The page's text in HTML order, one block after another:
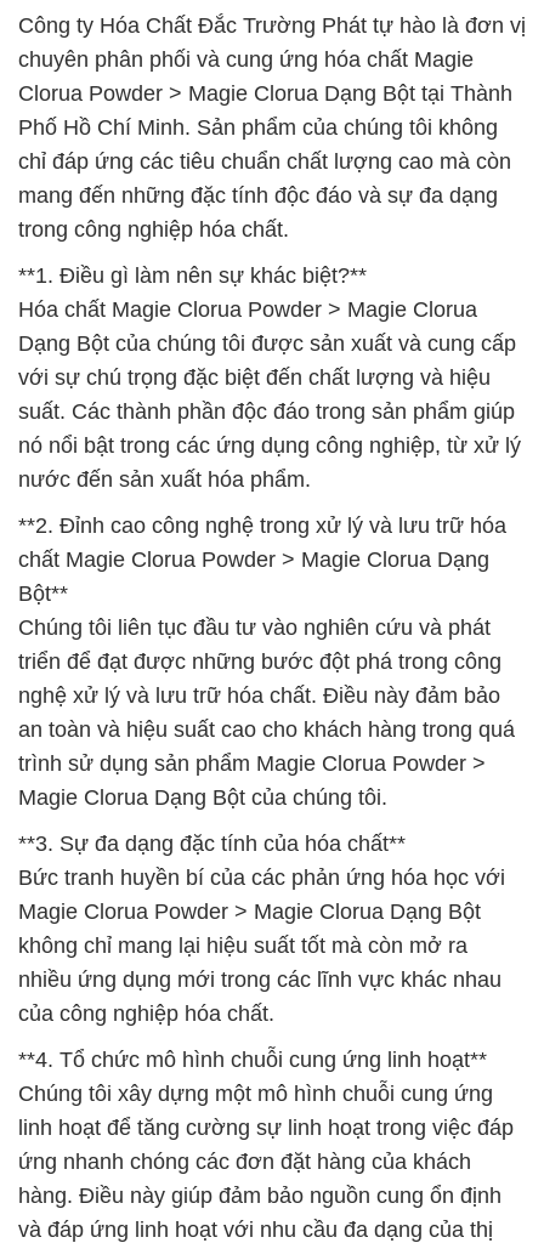
Công ty Hóa Chất Đắc Trường Phát tự hào là đơn vị
chuyên phân phối và cung ứng hóa chất Magie
Clorua Powder > Magie Clorua Dạng Bột tại Thành
Phố Hồ Chí Minh. Sản phẩm của chúng tôi không
chỉ đáp ứng các tiêu chuẩn chất lượng cao mà còn
mang đến những đặc tính độc đáo và sự đa dạng
trong công nghiệp hóa chất.
**1. Điều gì làm nên sự khác biệt?**
Hóa chất Magie Clorua Powder > Magie Clorua
Dạng Bột của chúng tôi được sản xuất và cung cấp
với sự chú trọng đặc biệt đến chất lượng và hiệu
suất. Các thành phần độc đáo trong sản phẩm giúp
nó nổi bật trong các ứng dụng công nghiệp, từ xử lý
nước đến sản xuất hóa phẩm.
**2. Đỉnh cao công nghệ trong xử lý và lưu trữ hóa
chất Magie Clorua Powder > Magie Clorua Dạng
Bột**
Chúng tôi liên tục đầu tư vào nghiên cứu và phát
triển để đạt được những bước đột phá trong công
nghệ xử lý và lưu trữ hóa chất. Điều này đảm bảo
an toàn và hiệu suất cao cho khách hàng trong quá
trình sử dụng sản phẩm Magie Clorua Powder >
Magie Clorua Dạng Bột của chúng tôi.
**3. Sự đa dạng đặc tính của hóa chất**
Bức tranh huyền bí của các phản ứng hóa học với
Magie Clorua Powder > Magie Clorua Dạng Bột
không chỉ mang lại hiệu suất tốt mà còn mở ra
nhiều ứng dụng mới trong các lĩnh vực khác nhau
của công nghiệp hóa chất.
**4. Tổ chức mô hình chuỗi cung ứng linh hoạt**
Chúng tôi xây dựng một mô hình chuỗi cung ứng
linh hoạt để tăng cường sự linh hoạt trong việc đáp
ứng nhanh chóng các đơn đặt hàng của khách
hàng. Điều này giúp đảm bảo nguồn cung ổn định
và đáp ứng linh hoạt với nhu cầu đa dạng của thị